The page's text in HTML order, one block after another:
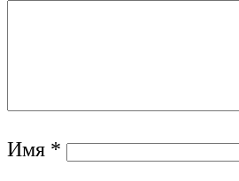
Имя *